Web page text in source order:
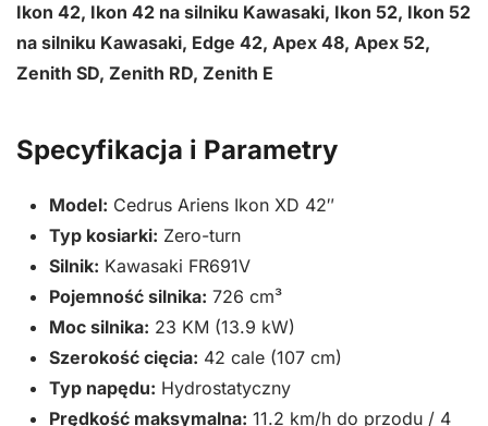
Ikon 42, Ikon 42 na silniku Kawasaki, Ikon 52, Ikon 52
na silniku Kawasaki, Edge 42, Apex 48, Apex 52,
Zenith SD, Zenith RD, Zenith E
Specyfikacja i Parametry
Model: Cedrus Ariens Ikon XD 42″
Typ kosiarki: Zero-turn
Silnik: Kawasaki FR691V
Pojemność silnika: 726 cm³
Moc silnika: 23 KM (13.9 kW)
Szerokość cięcia: 42 cale (107 cm)
Typ napędu: Hydrostatyczny
Prędkość maksymalna: 11.2 km/h do przodu / 4